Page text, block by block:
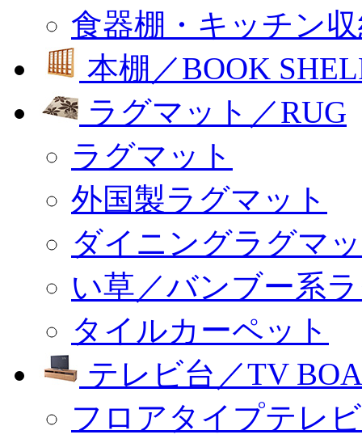
食器棚・キッチン
本棚／BOOK
ラグマット／RUG
ラグマット
外国製ラグマット
ダイニングラグマ
い草／バンブー系
タイルカーペット
テレビ台／TV
フロアタイプテレ